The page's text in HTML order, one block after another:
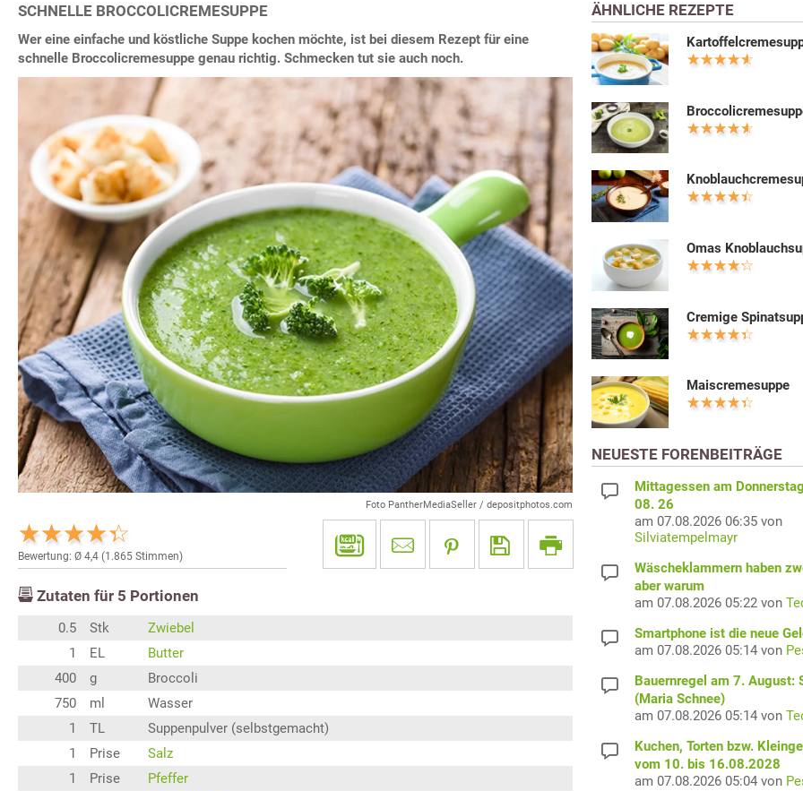
SCHNELLE BROCCOLICREMESUPPE
Wer eine einfache und köstliche Suppe kochen möchte, ist bei diesem Rezept für eine
schnelle Broccolicremesuppe genau richtig. Schmecken tut sie auch noch.
Foto PantherMediaSeller / depositphotos.com
Bewertung: Ø 4,4 (1.865 Stimmen)
Zutaten für 5 Portionen
0.5 Stk
Zwiebel
1
EL
Butter
400
g
Broccoli
750
ml
Wasser
1
TL
Suppenpulver (selbstgemacht)
1
Prise
Salz
1
Prise
Pfeffer
ÄHNLICHE REZEPTE
Omas
Cremige
Maiscremesuppe
NEUESTE FORENBEITRÄGE
Mittagessen am
08. 26
am 07.08.2026 06:35 von
Silviatempelmayr
Wäscheklammern haben
aber warum
am 07.08.2026 05:22 von
Smartphone ist die neue
am 07.08.2026 05:14 von
Bauernregel am 7. August:
(Maria Schnee)
am 07.08.2026 05:14 von
Kuchen, Torten bzw.
vom 10. bis 16.08.2028
am 07.08.2026 05:04 von